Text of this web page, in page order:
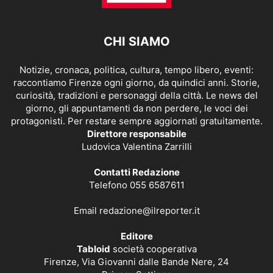
CHI SIAMO
Notizie, cronaca, politica, cultura, tempo libero, eventi:
raccontiamo Firenze ogni giorno, da quindici anni. Storie,
curiosità, tradizioni e personaggi della città. Le news del
giorno, gli appuntamenti da non perdere, le voci dei
protagonisti. Per restare sempre aggiornati gratuitamente.
Direttore responsabile
Ludovica Valentina Zarrilli
Contatti Redazione
Telefono 055 6587611
Email redazione@ilreporter.it
Editore
Tabloid società cooperativa
Firenze, Via Giovanni dalle Bande Nere, 24